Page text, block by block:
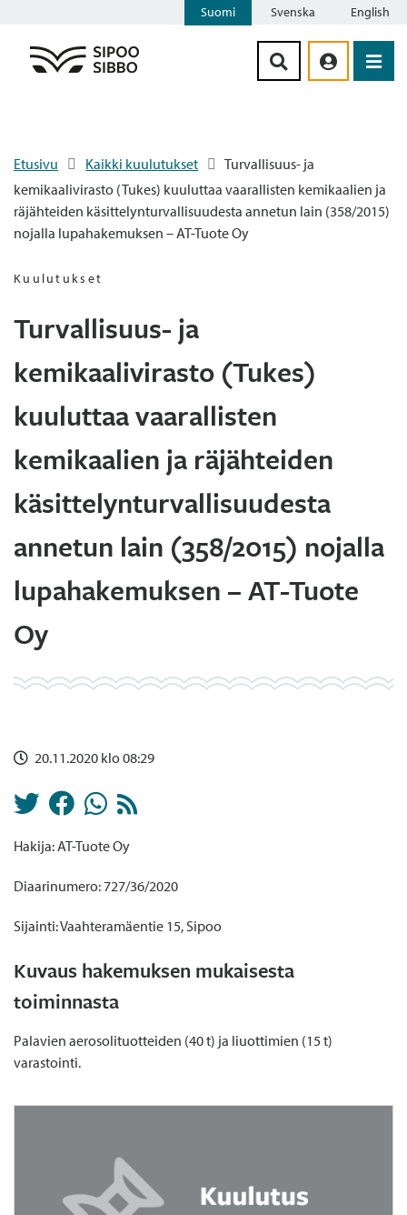
Suomi Svenska English
Etusivu Kaikki kuulutukset
Turvallisuus- ja
kemikaalivirasto (Tukes) kuuluttaa vaarallisten kemikaalien ja
räjähteiden käsittelynturvallisuudesta annetun lain (358/2015)
nojalla lupahakemuksen – AT-Tuote Oy
Kuulutukset
Turvallisuus- ja
kemikaalivirasto (Tukes)
kuuluttaa vaarallisten
kemikaalien ja räjähteiden
käsittelynturvallisuudesta
annetun lain (358/2015) nojalla
lupahakemuksen – AT-Tuote
Oy
20.11.2020 klo 08:29
Hakija: AT-Tuote Oy
Diaarinumero: 727/36/2020
Sijainti: Vaahteramäentie 15, Sipoo
Kuvaus hakemuksen mukaisesta
toiminnasta
Palavien aerosolituotteiden (40 t) ja liuottimien (15 t)
varastointi.